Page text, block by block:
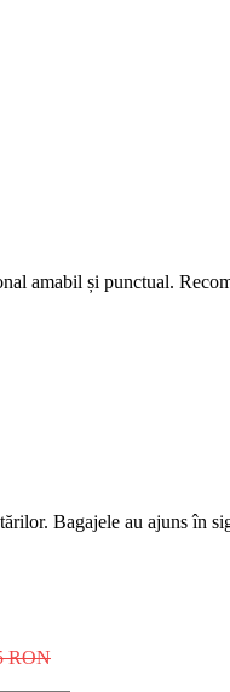
amabil și punctual.
Bagajele au ajuns în
RON